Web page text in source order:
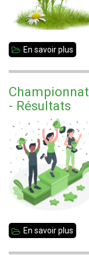
En savoir plus
- Résultats
En savoir plus